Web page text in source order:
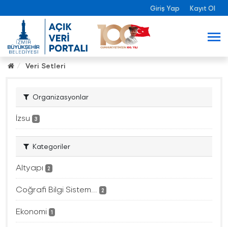
Giriş Yap Kayıt Ol
Veri Setleri
Organizasyonlar
İzsu 3
Kategoriler
Altyapı 2
Coğrafi Bilgi Sistem... 2
Ekonomi 1